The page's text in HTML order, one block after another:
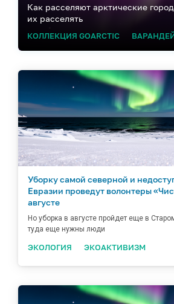
Как расселяют арктические
их расселять
КОЛЛЕКЦИЯ GOARCTIC
Уборку самой северной и
Евразии проведут волонтеры
августе
Но уборка в августе пройдет еще в
туда еще нужны люди
ЭКОЛОГИЯ ЭКОАКТИВИЗМ